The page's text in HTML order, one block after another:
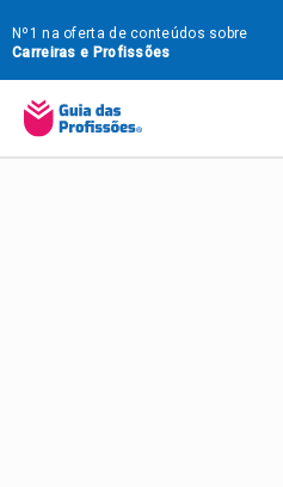
para
o
conteúdo
Nº1 na oferta de conteúdos sobre
Carreiras e Profissões